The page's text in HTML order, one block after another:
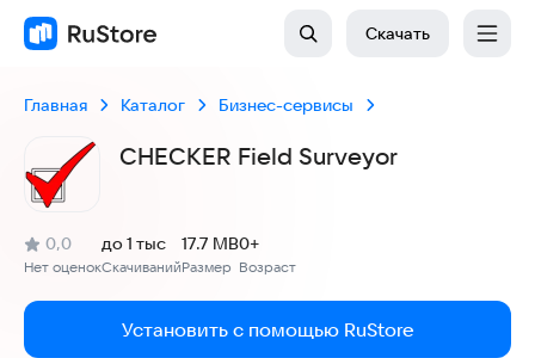
Скачать
Главная Каталог Бизнес-сервисы
CHECKER Field Surveyor
Рейтинг:
0,0
(
Нет оценок
)
Скачиваний
до 1 тыс
Размер
17.7 MB
Возраст
0+
Установить с помощью RuStore